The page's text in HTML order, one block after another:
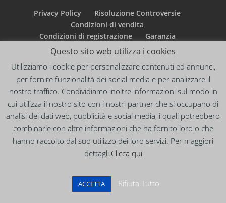
Privacy Policy
Risoluzione Controversie
Condizioni di vendita
Condizioni di registrazione
Garanzia
Il mio account
Contatti
Questo sito web utilizza i cookies
Utilizziamo i cookie per personalizzare contenuti ed annunci,
per fornire funzionalità dei social media e per analizzare il
nostro traffico. Condividiamo inoltre informazioni sul modo in
cui utilizza il nostro sito con i nostri partner che si occupano di
analisi dei dati web, pubblicità e social media, i quali potrebbero
combinarle con altre informazioni che ha fornito loro o che
hanno raccolto dal suo utilizzo dei loro servizi. Per maggiori
dettagli Clicca qui
ACCETTA Rifiuta Tutto